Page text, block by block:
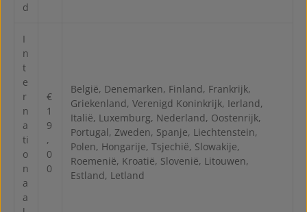
d
I
n
t
e
r
n
a
ti
o
n
a
a
€
1
9
,
0
0
België, Denemarken, Finland, Frankrijk,
Griekenland, Verenigd Koninkrijk, Ierland,
Italië, Luxemburg, Nederland, Oostenrijk,
Portugal, Zweden, Spanje, Liechtenstein,
Polen, Hongarije, Tsjechië, Slowakije,
Roemenië, Kroatië, Slovenië, Litouwen,
Estland, Letland